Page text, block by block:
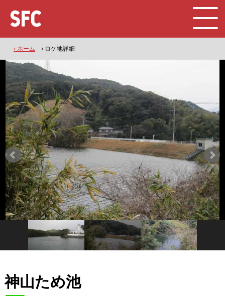
› ホーム › ロケ地詳細
神山ため池